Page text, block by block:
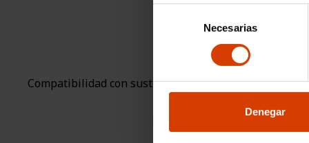
Puede optar por aceptar o
consentimiento
Necesarias
Denegar
Compatibilidad con sustratos